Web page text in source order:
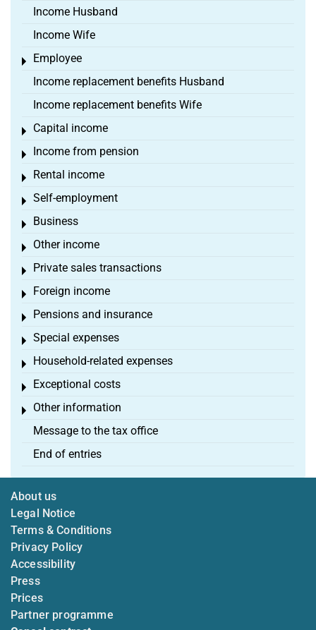
Income Husband
Income Wife
Employee
Toggle menu
Income replacement benefits Husband
Income replacement benefits Wife
Capital income
Toggle menu
Income from pension
Toggle menu
Rental income
Toggle menu
Self-employment
Toggle menu
Business
Toggle menu
Other income
Toggle menu
Private sales transactions
Toggle menu
Foreign income
Toggle menu
Pensions and insurance
Toggle menu
Special expenses
Toggle menu
Household-related expenses
Toggle menu
Exceptional costs
Toggle menu
Other information
Toggle menu
Message to the tax office
End of entries
About us
Legal Notice
Terms & Conditions
Privacy Policy
Accessibility
Press
Prices
Partner programme